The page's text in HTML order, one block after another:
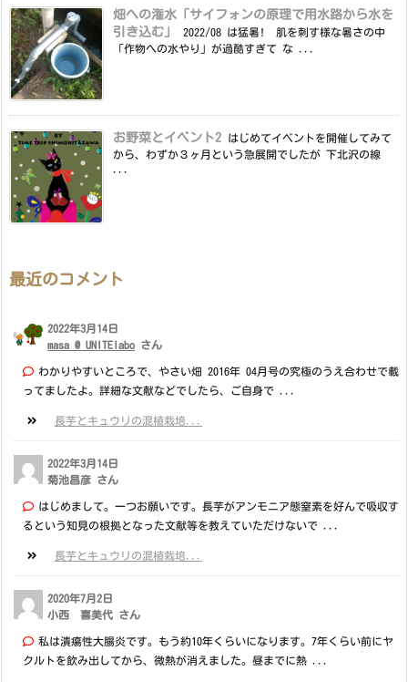
畑への潅水「サイフォンの原理で用水路から水を
引き込む」
2022/08 は猛暑! 肌を刺す様な暑さの中
「作物への水やり」が過酷すぎて な ...
お野菜とイベント2
はじめてイベントを開催してみて
から、わずか３ヶ月という急展開でしたが 下北沢の線
最近のコメント
2022年3月14日
masa @ UNITElabo さん
わかりやすいところで、やさい畑 2016年 04月号の究極のうえ合わせで載
ってましたよ。詳細な文献などでしたら、ご自身で ...
長芋とキュウリの混植栽培...
2022年3月14日
菊池昌彦 さん
はじめまして。一つお願いです。長芋がアンモニア態窒素を好んで吸収す
るという知見の根拠となった文献等を教えていただけないで ...
長芋とキュウリの混植栽培...
2020年7月2日
小西 喜美代 さん
私は潰瘍性大腸炎です。もう約10年くらいになります。7年くらい前にヤ
クルトを飲み出してから、微熱が消えました。昼までに熱 ...